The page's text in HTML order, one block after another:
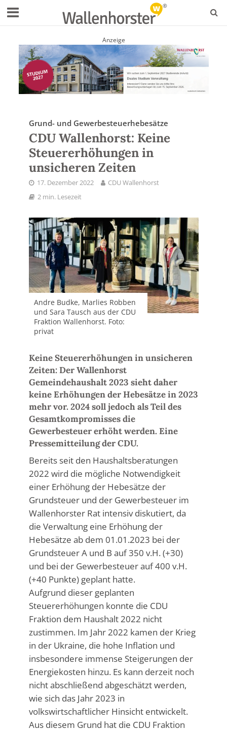
Anzeige
Grund- und Gewerbesteuerhebesätze
CDU Wallenhorst: Keine
Steuererhöhungen in
unsicheren Zeiten
17. Dezember 2022
CDU Wallenhorst
2 min. Lesezeit
Andre Budke, Marlies Robben
und Sara Tausch aus der CDU
Fraktion Wallenhorst. Foto:
privat
Keine Steuererhöhungen in unsicheren
Zeiten: Der Wallenhorst
Gemeindehaushalt 2023 sieht daher
keine Erhöhungen der Hebesätze in 2023
mehr vor. 2024 soll jedoch als Teil des
Gesamtkompromisses die
Gewerbesteuer erhöht werden. Eine
Pressemitteilung der CDU.
Bereits seit den Haushaltsberatungen
2022 wird die mögliche Notwendigkeit
einer Erhöhung der Hebesätze der
Grundsteuer und der Gewerbesteuer im
Wallenhorster Rat intensiv diskutiert, da
die Verwaltung eine Erhöhung der
Hebesätze ab dem 01.01.2023 bei der
Grundsteuer A und B auf 350 v.H. (+30)
und bei der Gewerbesteuer auf 400 v.H.
(+40 Punkte) geplant hatte.
Aufgrund dieser geplanten
Steuererhöhungen konnte die CDU
Fraktion dem Haushalt 2022 nicht
zustimmen. Im Jahr 2022 kamen der Krieg
in der Ukraine, die hohe Inflation und
insbesondere immense Steigerungen der
Energiekosten hinzu. Es kann derzeit noch
nicht abschließend abgeschätzt werden,
wie sich das Jahr 2023 in
volkswirtschaftlicher Hinsicht entwickelt.
Aus diesem Grund hat die CDU Fraktion